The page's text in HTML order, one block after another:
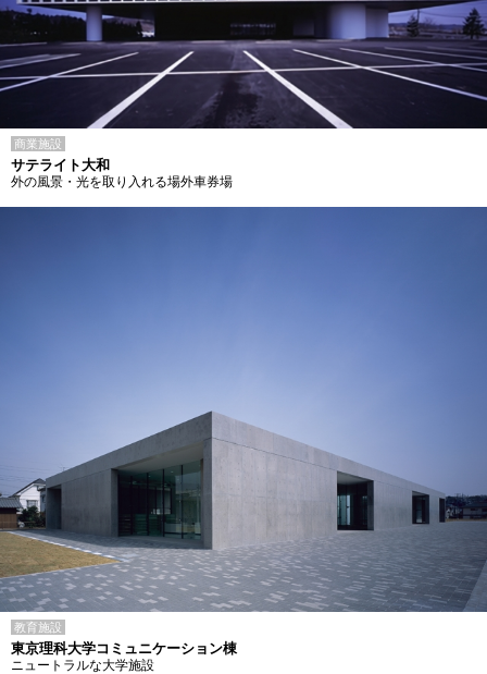
商業施設
サテライト大和
外の風景・光を取り入れる場外車券場
教育施設
東京理科大学コミュニケーション棟
ニュートラルな大学施設